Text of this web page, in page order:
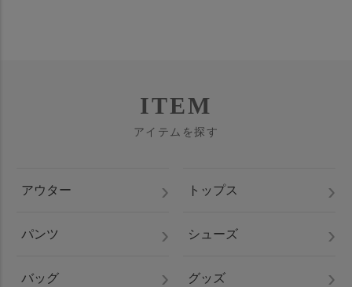
ITEM
アイテムを探す
アウター トップス
パンツ シューズ
バッグ グッズ